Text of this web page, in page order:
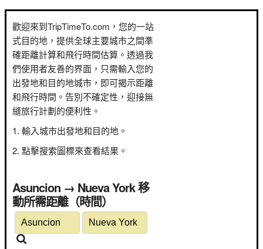
歡迎來到TripTimeTo.com，您的一站
式目的地，提供全球主要城市之間準
確距離計算和飛行時間估算。透過我
們使用者友善的界面，只需輸入您的
出發地和目的地城市，即可揭示距離
和飛行時間。告別不確定性，迎接無
縫旅行計劃的便利性。
輸入城市出發地和目的地。
點擊搜索圖標來查看結果。
Asuncion → Nueva York 移
動所需距離（時間）